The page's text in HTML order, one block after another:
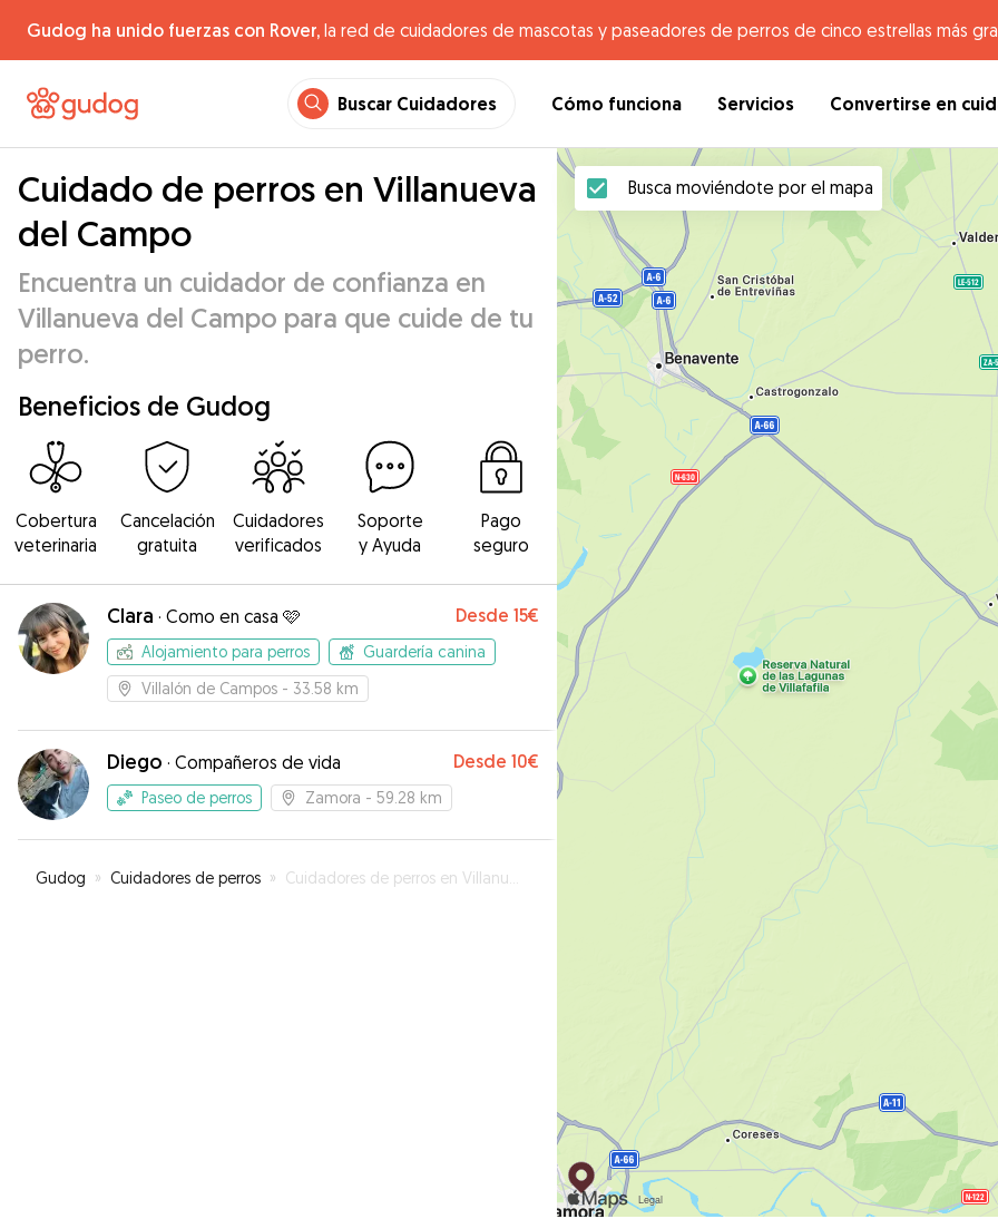
Gudog ha unido fuerzas con Rover, la red de cuidadores de mascotas y paseadores de perros de cinco estrellas más
Buscar Cuidadores Cómo funciona Servicios Convertirse en
Cuidado de perros en Villanueva
del Campo
Encuentra un cuidador de confianza en
Villanueva del Campo para que cuide de tu
perro.
Beneficios de Gudog
Cobertura
veterinaria
Cancelación
gratuita
Cuidadores
verificados
Soporte
y Ayuda
Pago
seguro
Clara · Como en casa 🩷 Desde 15€
Alojamiento para perros
Guardería canina
Villalón de Campos - 33.58 km
Diego · Compañeros de vida Desde 10€
Paseo de perros Zamora - 59.28 km
Gudog » Cuidadores de perros » Cuidadores de perros en Villanueva del Campo
Busca moviéndote por el mapa